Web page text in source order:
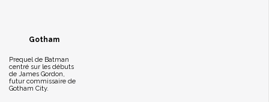
Gotham
Prequel de Batman
centré sur les débuts
de James Gordon,
futur commissaire de
Gotham City.